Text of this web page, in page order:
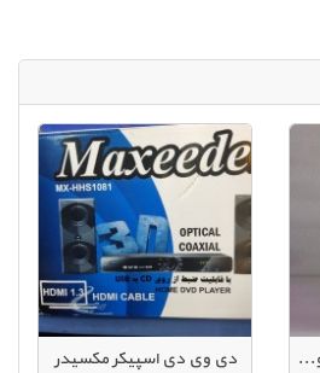
اسپیکر استوانه ای رقص نور دار
دی وی دی اسپیکر مکسیدر